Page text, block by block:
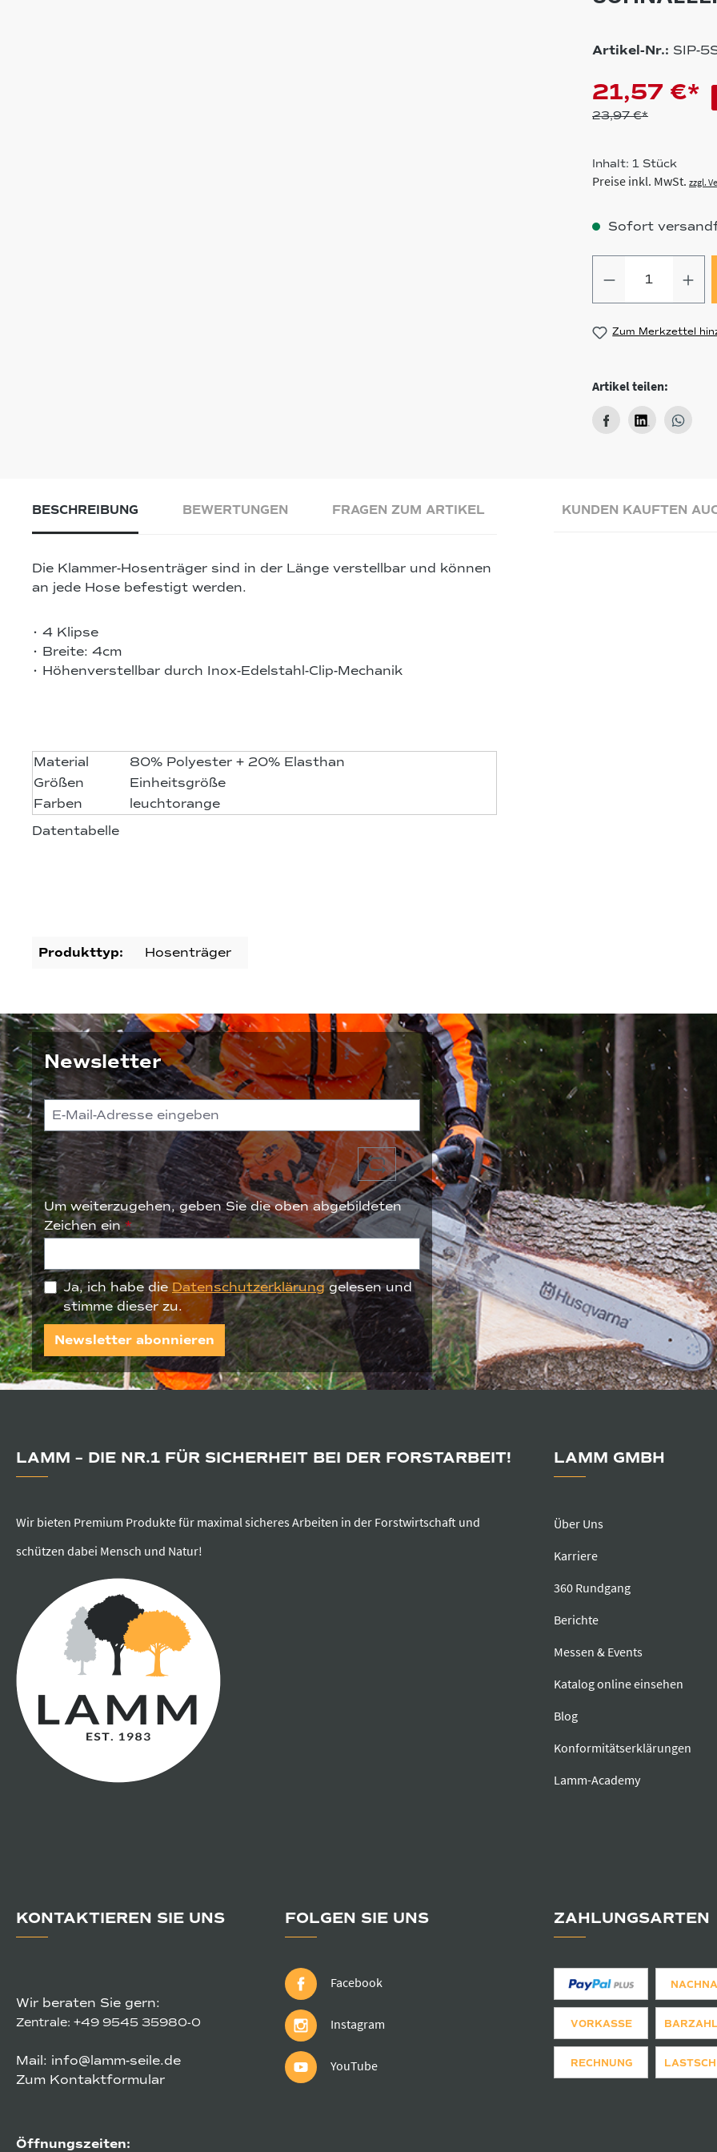
Artikel-Nr.: SIP-
21,57 €*
23,97 €*
Inhalt: 1 Stück
Preise inkl. MwSt. zzgl.
Sofort
Produkt
Zum Merkzettel
Artikel teilen:
BESCHREIBUNG BEWERTUNGEN FRAGEN ZUM ARTIKEL
Die Klammer-Hosenträger sind in der Länge verstellbar und können
an jede Hose befestigt werden.
• 4 Klipse
• Breite: 4cm
• Höhenverstellbar durch Inox-Edelstahl-Clip-Mechanik
Datentabelle
Material
80% Polyester + 20% Elasthan
Größen
Einheitsgröße
Farben
leuchtorange
Produkttyp: Hosenträger
KUNDEN KAUFTEN
Newsletter
Um weiterzugehen, geben Sie die oben abgebildeten
Zeichen ein*
Ja, ich habe dieDatenschutzerklärunggelesen und
stimme dieser zu.
Newsletter abonnieren
LAMM – DIE NR.1 FÜR SICHERHEIT BEI DER FORSTARBEIT!
Wir bieten Premium Produkte für maximal sicheres Arbeiten in der Forstwirtschaft und
schützen dabei Mensch und Natur!
LAMM GMBH
Über Uns
Karriere
360 Rundgang
Berichte
Messen & Events
Katalog online einsehen
Blog
Konformitätserklärungen
Lamm-Academy
KONTAKTIEREN SIE UNS
Wir beraten Sie gern:
Zentrale: +49 9545 35980-0
Mail: info@lamm-seile.de
Zum Kontaktformular
Öffnungszeiten:
FOLGEN SIE UNS
Facebook
Instagram
YouTube
ZAHLUNGSARTEN
VORKASSE
RECHNUNG